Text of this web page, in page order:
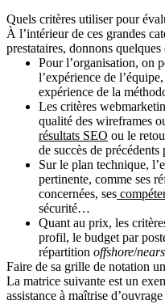
Quels critères utiliser pour
À l’intérieur de ces grandes
prestataires, donnons quelques
Pourl’organisation, on
l’expérience de
expérience de la
Les critères
qualité des wireframes
résultats SEO ou le
de succès de précédents
Sur le plan technique,
pertinente, comme ses
concernées, ses
sécurité…
Quant au prix, les
profil, le budget par
répartition offshore/
Faire de sa grille de notation
La matrice suivante est un
assistance à maîtrise